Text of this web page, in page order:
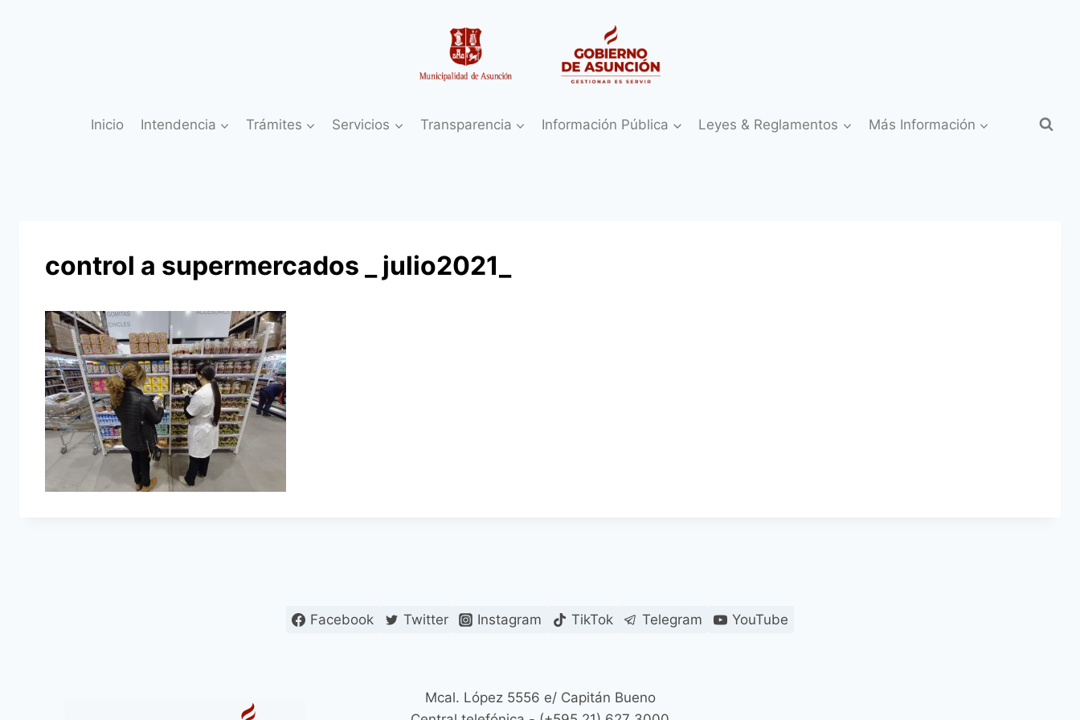
Inicio Intendencia Trámites Servicios Transparencia Información Pública Leyes & Reglamentos Más Información
control a supermercados _ julio2021_
Facebook Twitter Instagram TikTok Telegram YouTube
Mcal. López 5556 e/ Capitán Bueno